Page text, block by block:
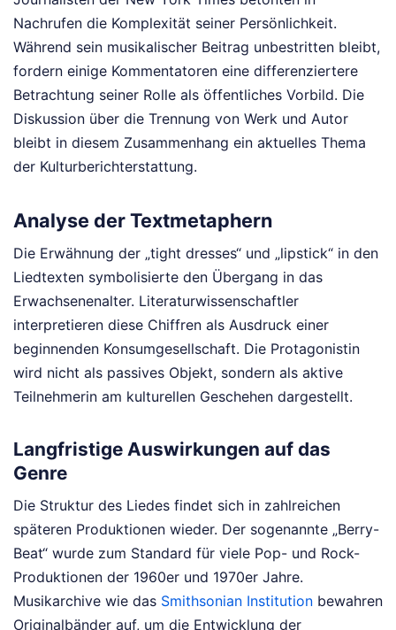
Nachrufen die Komplexität seiner Persönlichkeit.
Während sein musikalischer Beitrag unbestritten bleibt,
fordern einige Kommentatoren eine differenziertere
Betrachtung seiner Rolle als öffentliches Vorbild. Die
Diskussion über die Trennung von Werk und Autor
bleibt in diesem Zusammenhang ein aktuelles Thema
der Kulturberichterstattung.
Analyse der Textmetaphern
Die Erwähnung der „tight dresses“ und „lipstick“ in den
Liedtexten symbolisierte den Übergang in das
Erwachsenenalter. Literaturwissenschaftler
interpretieren diese Chiffren als Ausdruck einer
beginnenden Konsumgesellschaft. Die Protagonistin
wird nicht als passives Objekt, sondern als aktive
Teilnehmerin am kulturellen Geschehen dargestellt.
Langfristige Auswirkungen auf das
Genre
Die Struktur des Liedes findet sich in zahlreichen
späteren Produktionen wieder. Der sogenannte „Berry-
Beat“ wurde zum Standard für viele Pop- und Rock-
Produktionen der 1960er und 1970er Jahre.
Musikarchive wie das Smithsonian Institution bewahren
Originalbänder auf, um die Entwicklung der